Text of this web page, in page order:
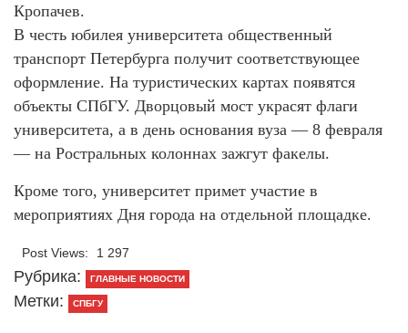
Кропачев.
В честь юбилея университета общественный
транспорт Петербурга получит соответствующее
оформление. На туристических картах появятся
объекты СПбГУ. Дворцовый мост украсят флаги
университета, а в день основания вуза — 8 февраля
— на Ростральных колоннах зажгут факелы.
Кроме того, университет примет участие в
мероприятиях Дня города на отдельной площадке.
Post Views: 1 297
Рубрика: ГЛАВНЫЕ НОВОСТИ
Метки: СПБГУ